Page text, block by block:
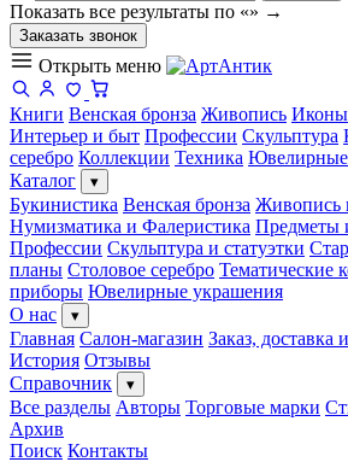
Показать все результаты по «» →
Заказать звонок
Открыть меню
Книги Венская бронза Живопись Иконы
Интерьер и быт Профессии Скульптура
серебро Коллекции Техника Ювелирные
Каталог
▾
Букинистика Венская бронза Живопись
Нумизматика и Фалеристика Предметы
Профессии Скульптура и статуэтки
планы Столовое серебро Тематические
приборы Ювелирные украшения
О нас
▾
Главная Салон-магазин Заказ, доставка
История Отзывы
Справочник
▾
Все разделы Авторы Торговые марки
Архив
Поиск Контакты